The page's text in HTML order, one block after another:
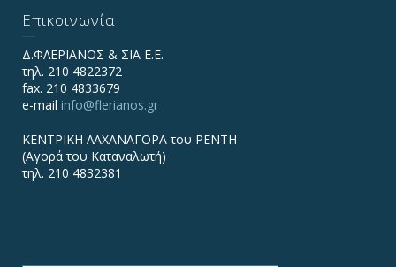
Επικοινωνία
Δ.ΦΛΕΡΙΑΝΟΣ & ΣΙΑ Ε.Ε.
τηλ. 210 4822372
fax. 210 4833679
e-mail info@flerianos.gr
ΚΕΝΤΡΙΚΗ ΛΑΧΑΝΑΓΟΡΑ του ΡΕΝΤΗ
(Αγορά του Καταναλωτή)
τηλ. 210 4832381